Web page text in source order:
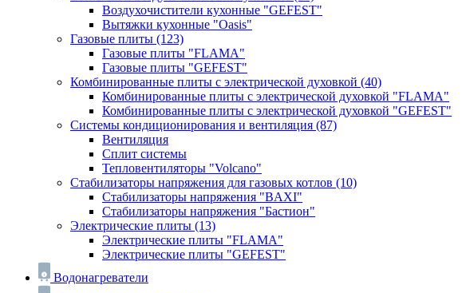
Воздухочистители кухонные "GEFEST"
Вытяжки кухонные "Oasis"
Газовые плиты (123)
Газовые плиты "FLAMA"
Газовые плиты "GEFEST"
Комбинированные плиты с электрической духовкой (40)
Комбинированные плиты с электрической духовкой "FLAMA"
Комбинированные плиты с электрической духовкой "GEFEST"
Системы кондиционирования и вентиляция (87)
Вентиляция
Сплит системы
Тепловентиляторы "Volcano"
Стабилизаторы напряжения для газовых котлов (10)
Стабилизаторы напряжения "BAXI"
Стабилизаторы напряжения "Бастион"
Электрические плиты (13)
Электрические плиты "FLAMA"
Электрические плиты "GEFEST"
Водонагреватели